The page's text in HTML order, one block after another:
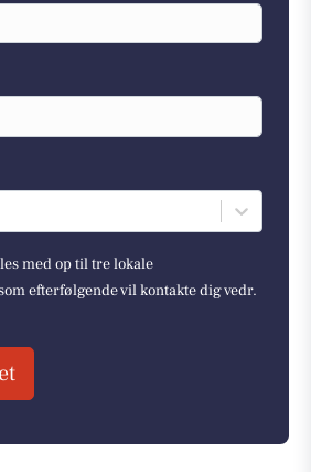
med op til tre lokale
efterfølgende vil kontakte dig vedr.